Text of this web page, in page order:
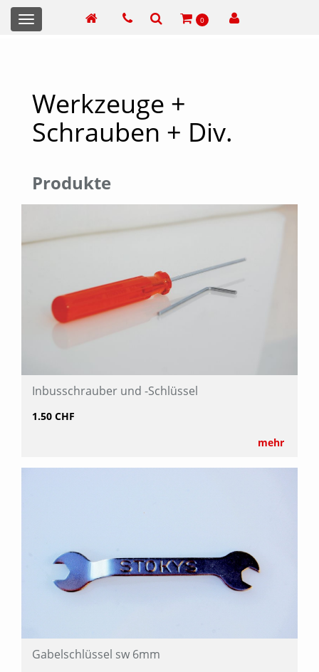
0
Toggle
navigation
Werkzeuge +
Schrauben + Div.
Produkte
Inbusschrauber und -Schlüssel
1.50 CHF
mehr
Gabelschlüssel sw 6mm